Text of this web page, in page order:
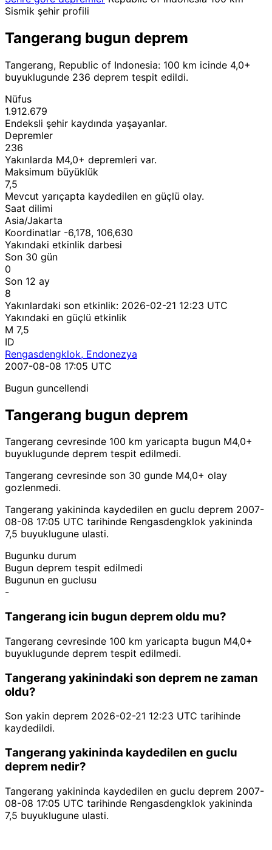
Sismik şehir profili
Tangerang bugun deprem
Tangerang, Republic of Indonesia: 100 km icinde 4,0+
buyuklugunde 236 deprem tespit edildi.
Nüfus
1.912.679
Endeksli şehir kaydında yaşayanlar.
Depremler
236
Yakınlarda M4,0+ depremleri var.
Maksimum büyüklük
7,5
Mevcut yarıçapta kaydedilen en güçlü olay.
Saat dilimi
Asia/Jakarta
Koordinatlar -6,178, 106,630
Yakındaki etkinlik darbesi
Son 30 gün
0
Son 12 ay
8
Yakınlardaki son etkinlik: 2026-02-21 12:23 UTC
Yakındaki en güçlü etkinlik
M 7,5
ID
Rengasdengklok, Endonezya
2007-08-08 17:05 UTC
Bugun guncellendi
Tangerang bugun deprem
Tangerang cevresinde 100 km yaricapta bugun M4,0+
buyuklugunde deprem tespit edilmedi.
Tangerang cevresinde son 30 gunde M4,0+ olay
gozlenmedi.
Tangerang yakininda kaydedilen en guclu deprem 2007-
08-08 17:05 UTC tarihinde Rengasdengklok yakininda
7,5 buyuklugune ulasti.
Bugunku durum
Bugun deprem tespit edilmedi
Bugunun en guclusu
-
Tangerang icin bugun deprem oldu mu?
Tangerang cevresinde 100 km yaricapta bugun M4,0+
buyuklugunde deprem tespit edilmedi.
Tangerang yakinindaki son deprem ne zaman
oldu?
Son yakin deprem 2026-02-21 12:23 UTC tarihinde
kaydedildi.
Tangerang yakininda kaydedilen en guclu
deprem nedir?
Tangerang yakininda kaydedilen en guclu deprem 2007-
08-08 17:05 UTC tarihinde Rengasdengklok yakininda
7,5 buyuklugune ulasti.